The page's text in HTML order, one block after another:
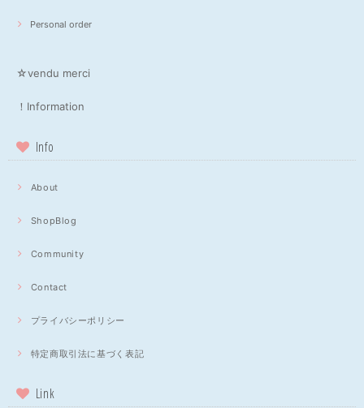
Personal order
☆vendu merci
！Information
Info
About
ShopBlog
Community
Contact
プライバシーポリシー
特定商取引法に基づく表記
Link